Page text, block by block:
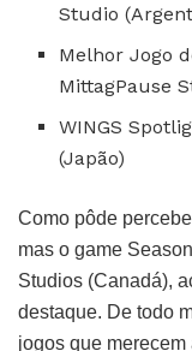
Studio
Melhor Jogo
MittagPause
WINGS
(Japão)
Como pôde
mas o game
Studios (Canadá),
destaque. De todo
jogos que